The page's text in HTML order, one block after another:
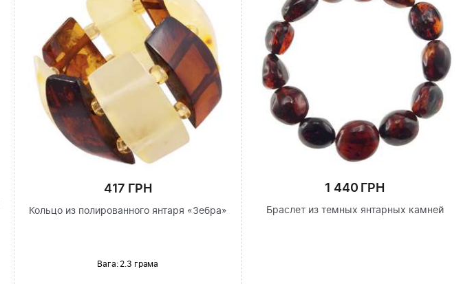
417 ГРН
Кольцо из полированного янтаря «Зебра»
Вага: 2.3 грама
1 440 ГРН
Браслет из темных янтарных камней